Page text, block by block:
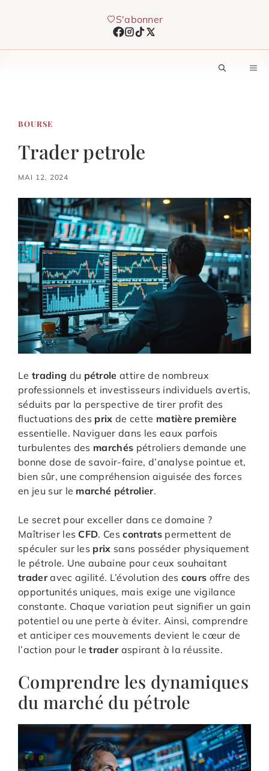
S'abonner
BOURSE
Trader petrole
MAI 12, 2024
Le trading du pétrole attire de nombreux
professionnels et investisseurs individuels avertis,
séduits par la perspective de tirer profit des
fluctuations des prix de cette matière première
essentielle. Naviguer dans les eaux parfois
turbulentes des marchés pétroliers demande une
bonne dose de savoir-faire, d’analyse pointue et,
bien sûr, une compréhension aiguisée des forces
en jeu sur le marché pétrolier.
Le secret pour exceller dans ce domaine ?
Maîtriser les CFD. Cescontratspermettent de
spéculer sur les prix sans posséder physiquement
le pétrole. Une aubaine pour ceux souhaitant
traderavec agilité. L’évolution des cours offre des
opportunités uniques, mais exige une vigilance
constante. Chaque variation peut signifier un gain
potentiel ou une perte à éviter. Ainsi, comprendre
et anticiper ces mouvements devient le cœur de
l’action pour letraderaspirant à la réussite.
Comprendre les dynamiques
du marché du pétrole